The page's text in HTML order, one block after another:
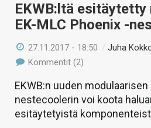
EKWB:ltä esitäytetty
EK-MLC Phoenix -
27.11.2017 - 18:50 /Juha
Kommentit (2)
EKWB:n uuden modulaarisen
nestecoolerin voi koota
esitäytetyistä